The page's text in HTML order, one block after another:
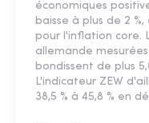
économiques
baisse à plus de 2
pour l'inflation core.
allemande
bondissent de plus
L'indicateur ZEW
38,5 % à 45,8 % en